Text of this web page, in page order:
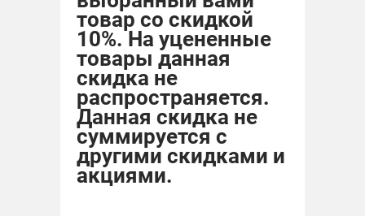
товар со скидкой
10%. На уцененные
товары данная
скидка не
распространяется.
Данная скидка не
суммируется с
другими скидками и
акциями.